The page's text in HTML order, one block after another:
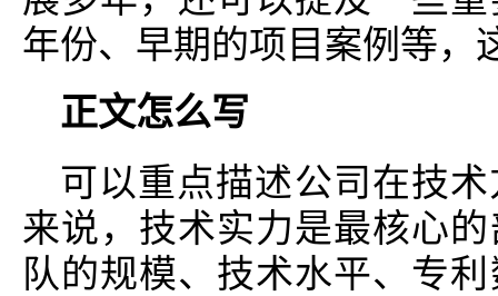
年份、早期的项目案例等，
正文怎么写
可以重点描述公司在技
来说，技术实力是最核心
队的规模、技术水平、专